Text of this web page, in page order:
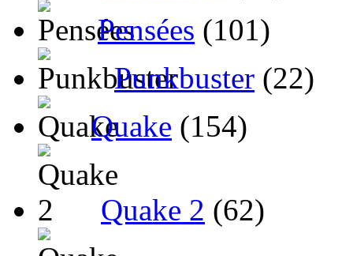
Pensées (101)
Punkbuster (22)
Quake (154)
Quake 2 (62)